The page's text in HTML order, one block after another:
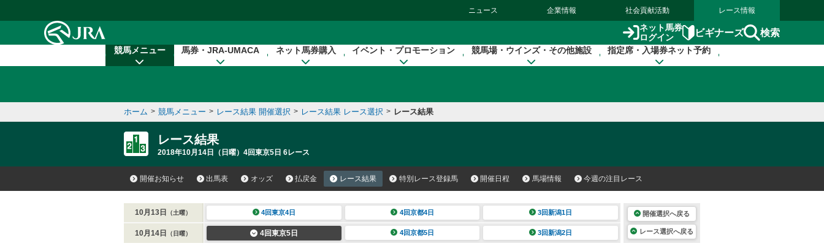
ニュース 企業情報 社会貢献活動 レース情報
ネット馬券
ログイン
ビギナーズ 検索
競馬メニュー 馬券・JRA-UMACA ネット馬券購入 イベント・プロモーション 競馬場・ウインズ・その他施設 指定席・入場券ネット予約
ホーム > 競馬メニュー > レース結果 開催選択 > レース結果 レース選択 > レース結果
レース結果
2018年10月14日（日曜）4回東京5日 6レース
開催お知らせ 出馬表 オッズ 払戻金 レース結果 特別レース登録馬 開催日程 馬場情報 今週の注目レース
10月13日 （土曜） 4回東京4日 4回京都4日 3回新潟1日
10月14日 （日曜） 4回東京5日 4回京都5日 3回新潟2日
開催選択へ戻る
レース選択へ戻る